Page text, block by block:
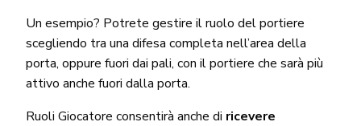
Un esempio? Potrete gestire il ruolo del portiere
scegliendo tra una difesa completa nell’area della
porta, oppure fuori dai pali, con il portiere che sarà più
attivo anche fuori dalla porta.
Ruoli Giocatore consentirà anche di ricevere